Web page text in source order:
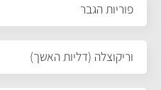
פוריות הגבר
וריקוצלה (דליות האשך)